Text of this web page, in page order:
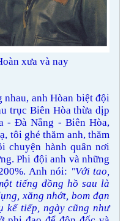
xưa và nay
nhau, anh Hòan biệt đội
trục Biên Hòa thừa dịp
- Đà Nẵng - Biên Hòa,
tôi ghé thăm anh, thăm
chuyện hành quân nơi
Phi đội anh và những
Anh nói: "Với tao,
tiếng đồng hồ sau là
xăng nhớt, bom đạn
kế tiếp, ngày cũng như